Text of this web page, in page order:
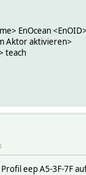
EnOcean
Aktor aktivieren>
teach
eep A5-3F-7F